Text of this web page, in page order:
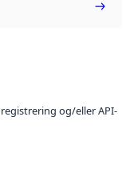
og/eller API-